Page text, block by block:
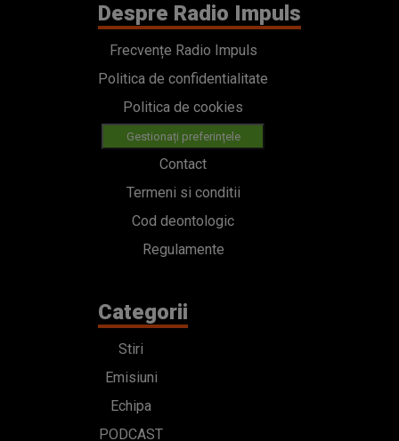
Despre Radio Impuls
Frecvențe Radio Impuls
Politica de confidentialitate
Politica de cookies
Gestionați preferințele
Contact
Termeni si conditii
Cod deontologic
Regulamente
Categorii
Stiri
Emisiuni
Echipa
PODCAST